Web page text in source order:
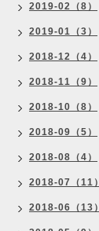
2019-02（8）
2019-01（3）
2018-12（4）
2018-11（9）
2018-10（8）
2018-09（5）
2018-08（4）
2018-07（11）
2018-06（13）